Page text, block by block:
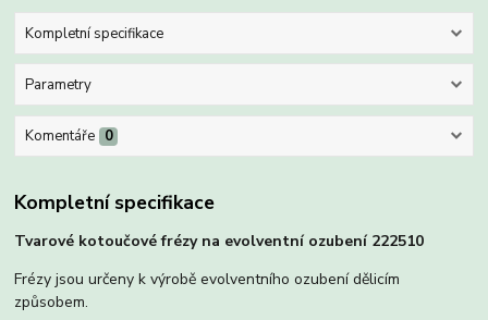
Kompletní specifikace
Parametry
Komentáře 0
Kompletní specifikace
Tvarové kotoučové frézy na evolventní ozubení 222510
Frézy jsou určeny k výrobě evolventního ozubení dělicím
způsobem.